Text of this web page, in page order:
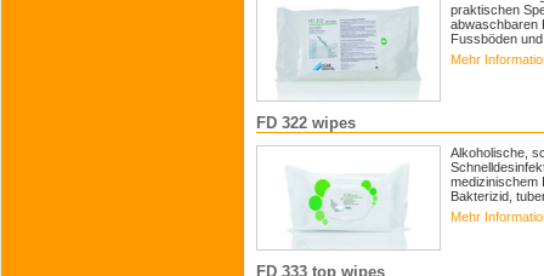
praktischen
abwaschbaren
Fussböden
Mehr
FD 322 wipes
Alkoholische,
medizinischem
Bakterizid,
Mehr
FD 333 top wipes